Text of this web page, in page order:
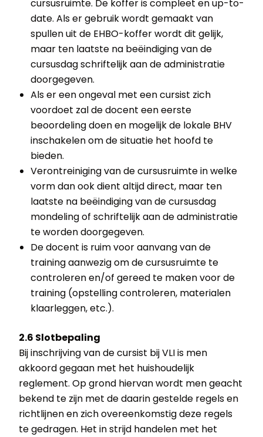
cursusruimte. De koffer is compleet en up-to-
date. Als er gebruik wordt gemaakt van
spullen uit de EHBO-koffer wordt dit gelijk,
maar ten laatste na beëindiging van de
cursusdag schriftelijk aan de administratie
doorgegeven.
Als er een ongeval met een cursist zich
voordoet zal de docent een eerste
beoordeling doen en mogelijk de lokale BHV
inschakelen om de situatie het hoofd te
bieden.
Verontreiniging van de cursusruimte in welke
vorm dan ook dient altijd direct, maar ten
laatste na beëindiging van de cursusdag
mondeling of schriftelijk aan de administratie
te worden doorgegeven.
De docent is ruim voor aanvang van de
training aanwezig om de cursusruimte te
controleren en/of gereed te maken voor de
training (opstelling controleren, materialen
klaarleggen, etc.).
2.6 Slotbepaling
Bij inschrijving van de cursist bij VLI is men
akkoord gegaan met het huishoudelijk
reglement. Op grond hiervan wordt men geacht
bekend te zijn met de daarin gestelde regels en
richtlijnen en zich overeenkomstig deze regels
te gedragen. Het in strijd handelen met het